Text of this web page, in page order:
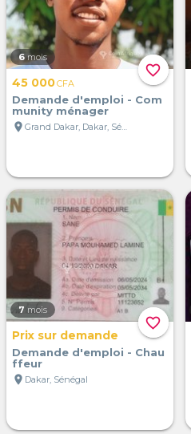
favorite_border
6 mois
45 000CFA
Demande d'emploi - Com
munity ménager
location_on
Grand Dakar, Dakar, Sénégal
favorite_border
7 mois
Prix sur demande
Demande d'emploi - Chau
ffeur
location_on Dakar, Sénégal